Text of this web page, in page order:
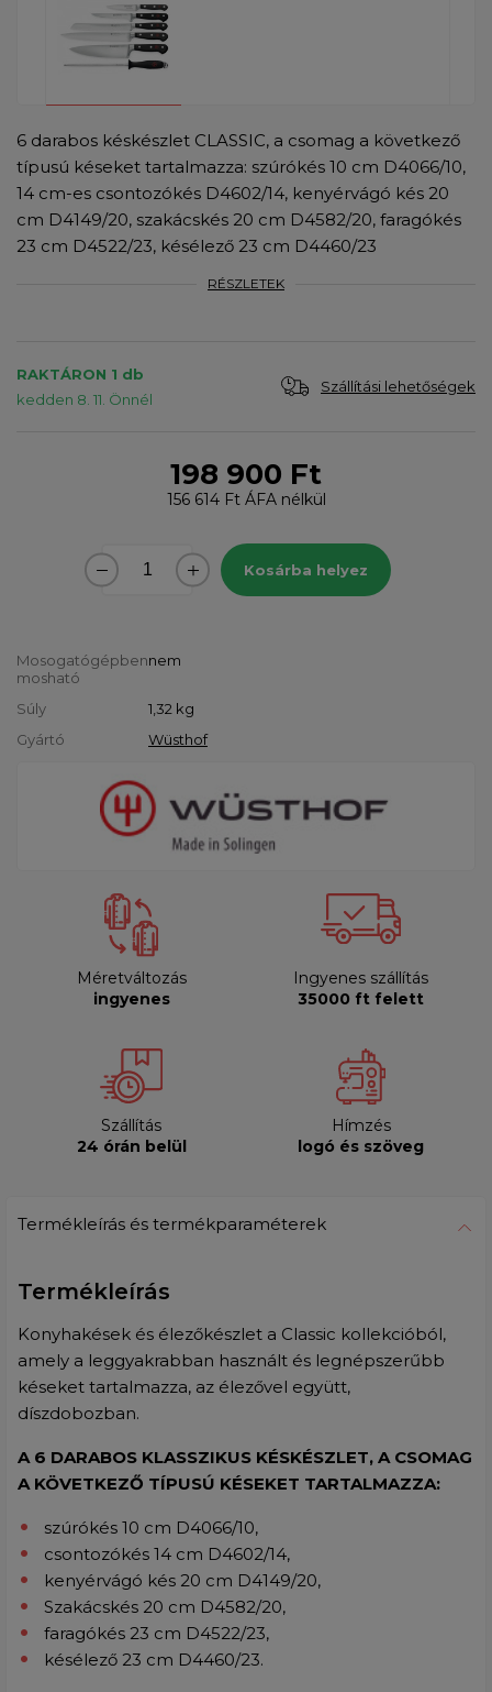
6 darabos késkészlet CLASSIC, a csomag a következő
típusú késeket tartalmazza: szúrókés 10 cm D4066/10,
14 cm-es csontozókés D4602/14, kenyérvágó kés 20
cm D4149/20, szakácskés 20 cm D4582/20, faragókés
23 cm D4522/23, késélező 23 cm D4460/23
RÉSZLETEK
RAKTÁRON 1 db
kedden 8. 11. Önnél
Szállítási lehetőségek
198 900 Ft
156 614 FtÁFA nélkül
Kosárba helyez
Mosogatógépben
mosható
nem
Súly 1,32 kg
Gyártó
Wüsthof
Méretváltozás
ingyenes
Ingyenes szállítás
35000 ft felett
Szállítás
24 órán belül
Hímzés
logó és szöveg
Termékleírás és termékparaméterek
Termékleírás
Konyhakések és élezőkészlet a Classic kollekcióból,
amely a leggyakrabban használt és legnépszerűbb
késeket tartalmazza, az élezővel együtt,
díszdobozban.
A 6 DARABOS KLASSZIKUS KÉSKÉSZLET, A CSOMAG
A KÖVETKEZŐ TÍPUSÚ KÉSEKET TARTALMAZZA:
szúrókés 10 cm D4066/10,
csontozókés 14 cm D4602/14,
kenyérvágó kés 20 cm D4149/20,
Szakácskés 20 cm D4582/20,
faragókés 23 cm D4522/23,
késélező 23 cm D4460/23.